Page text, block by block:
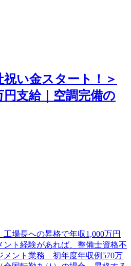
祝い金スタート！＞
円支給｜空調完備の